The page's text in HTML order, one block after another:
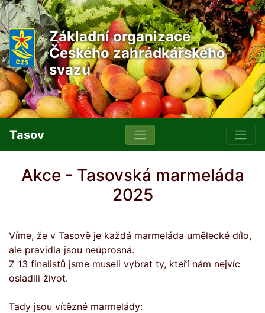
Základní organizace
Českého zahrádkářského
svazu
Tasov
Akce - Tasovská marmeláda
2025
Víme, že v Tasově je každá marmeláda umělecké dílo,
ale pravidla jsou neúprosná.
Z 13 finalistů jsme museli vybrat ty, kteří nám nejvíc
osladili život.
Tady jsou vítězné marmelády: